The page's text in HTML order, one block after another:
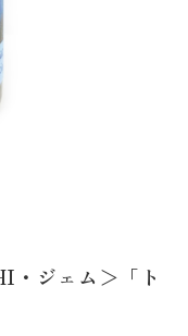
・ジェム＞「ト